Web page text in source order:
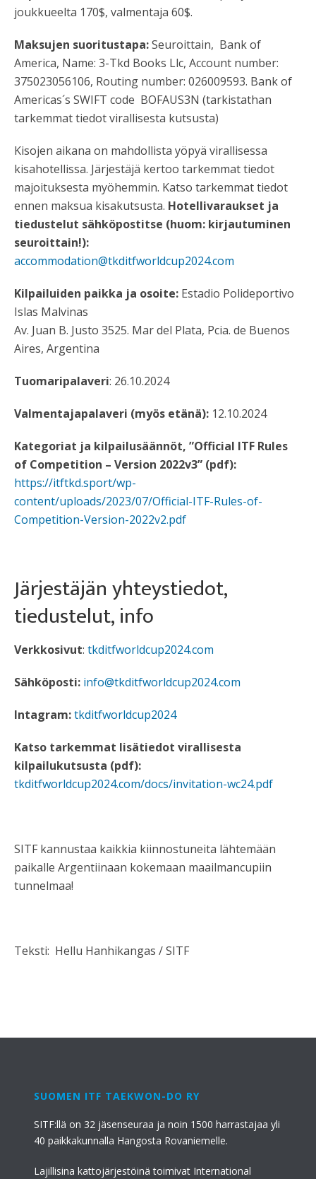
joukkueelta 170$, valmentaja 60$.
Maksujen suoritustapa:Seuroittain, Bank of
America, Name: 3-Tkd Books Llc, Account number:
375023056106, Routing number: 026009593. Bank of
Americas´s SWIFT code BOFAUS3N (tarkistathan
tarkemmat tiedot virallisesta kutsusta)
Kisojen aikana on mahdollista yöpyä virallisessa
kisahotellissa. Järjestäjä kertoo tarkemmat tiedot
majoituksesta myöhemmin. Katso tarkemmat tiedot
ennen maksua kisakutsusta. Hotellivaraukset ja
tiedustelut sähköpostitse (huom: kirjautuminen
seuroittain!):
accommodation@tkditfworldcup2024.com
Kilpailuiden paikka ja osoite: Estadio Polideportivo
Islas Malvinas
Av. Juan B. Justo 3525. Mar del Plata, Pcia. de Buenos
Aires, Argentina
Tuomaripalaveri: 26.10.2024
Valmentajapalaveri (myös etänä): 12.10.2024
Kategoriat ja kilpailusäännöt, ”Official ITF Rules
of Competition – Version 2022v3” (pdf):
https://itftkd.sport/wp-
content/uploads/2023/07/Official-ITF-Rules-of-
Competition-Version-2022v2.pdf
Järjestäjän yhteystiedot,
tiedustelut, info
Verkkosivut: tkditfworldcup2024.com
Sähköposti: info@tkditfworldcup2024.com
Intagram:tkditfworldcup2024
Katso tarkemmat lisätiedot virallisesta
kilpailukutsusta (pdf):
tkditfworldcup2024.com/docs/invitation-wc24.pdf
SITF kannustaa kaikkia kiinnostuneita lähtemään
paikalle Argentiinaan kokemaan maailmancupiin
tunnelmaa!
Teksti: Hellu Hanhikangas / SITF
SUOMEN ITF TAEKWON-DO RY
SITF:llä on 32 jäsenseuraa ja noin 1500 harrastajaa yli
40 paikkakunnalla Hangosta Rovaniemelle.
Lajillisina kattojärjestöinä toimivat International